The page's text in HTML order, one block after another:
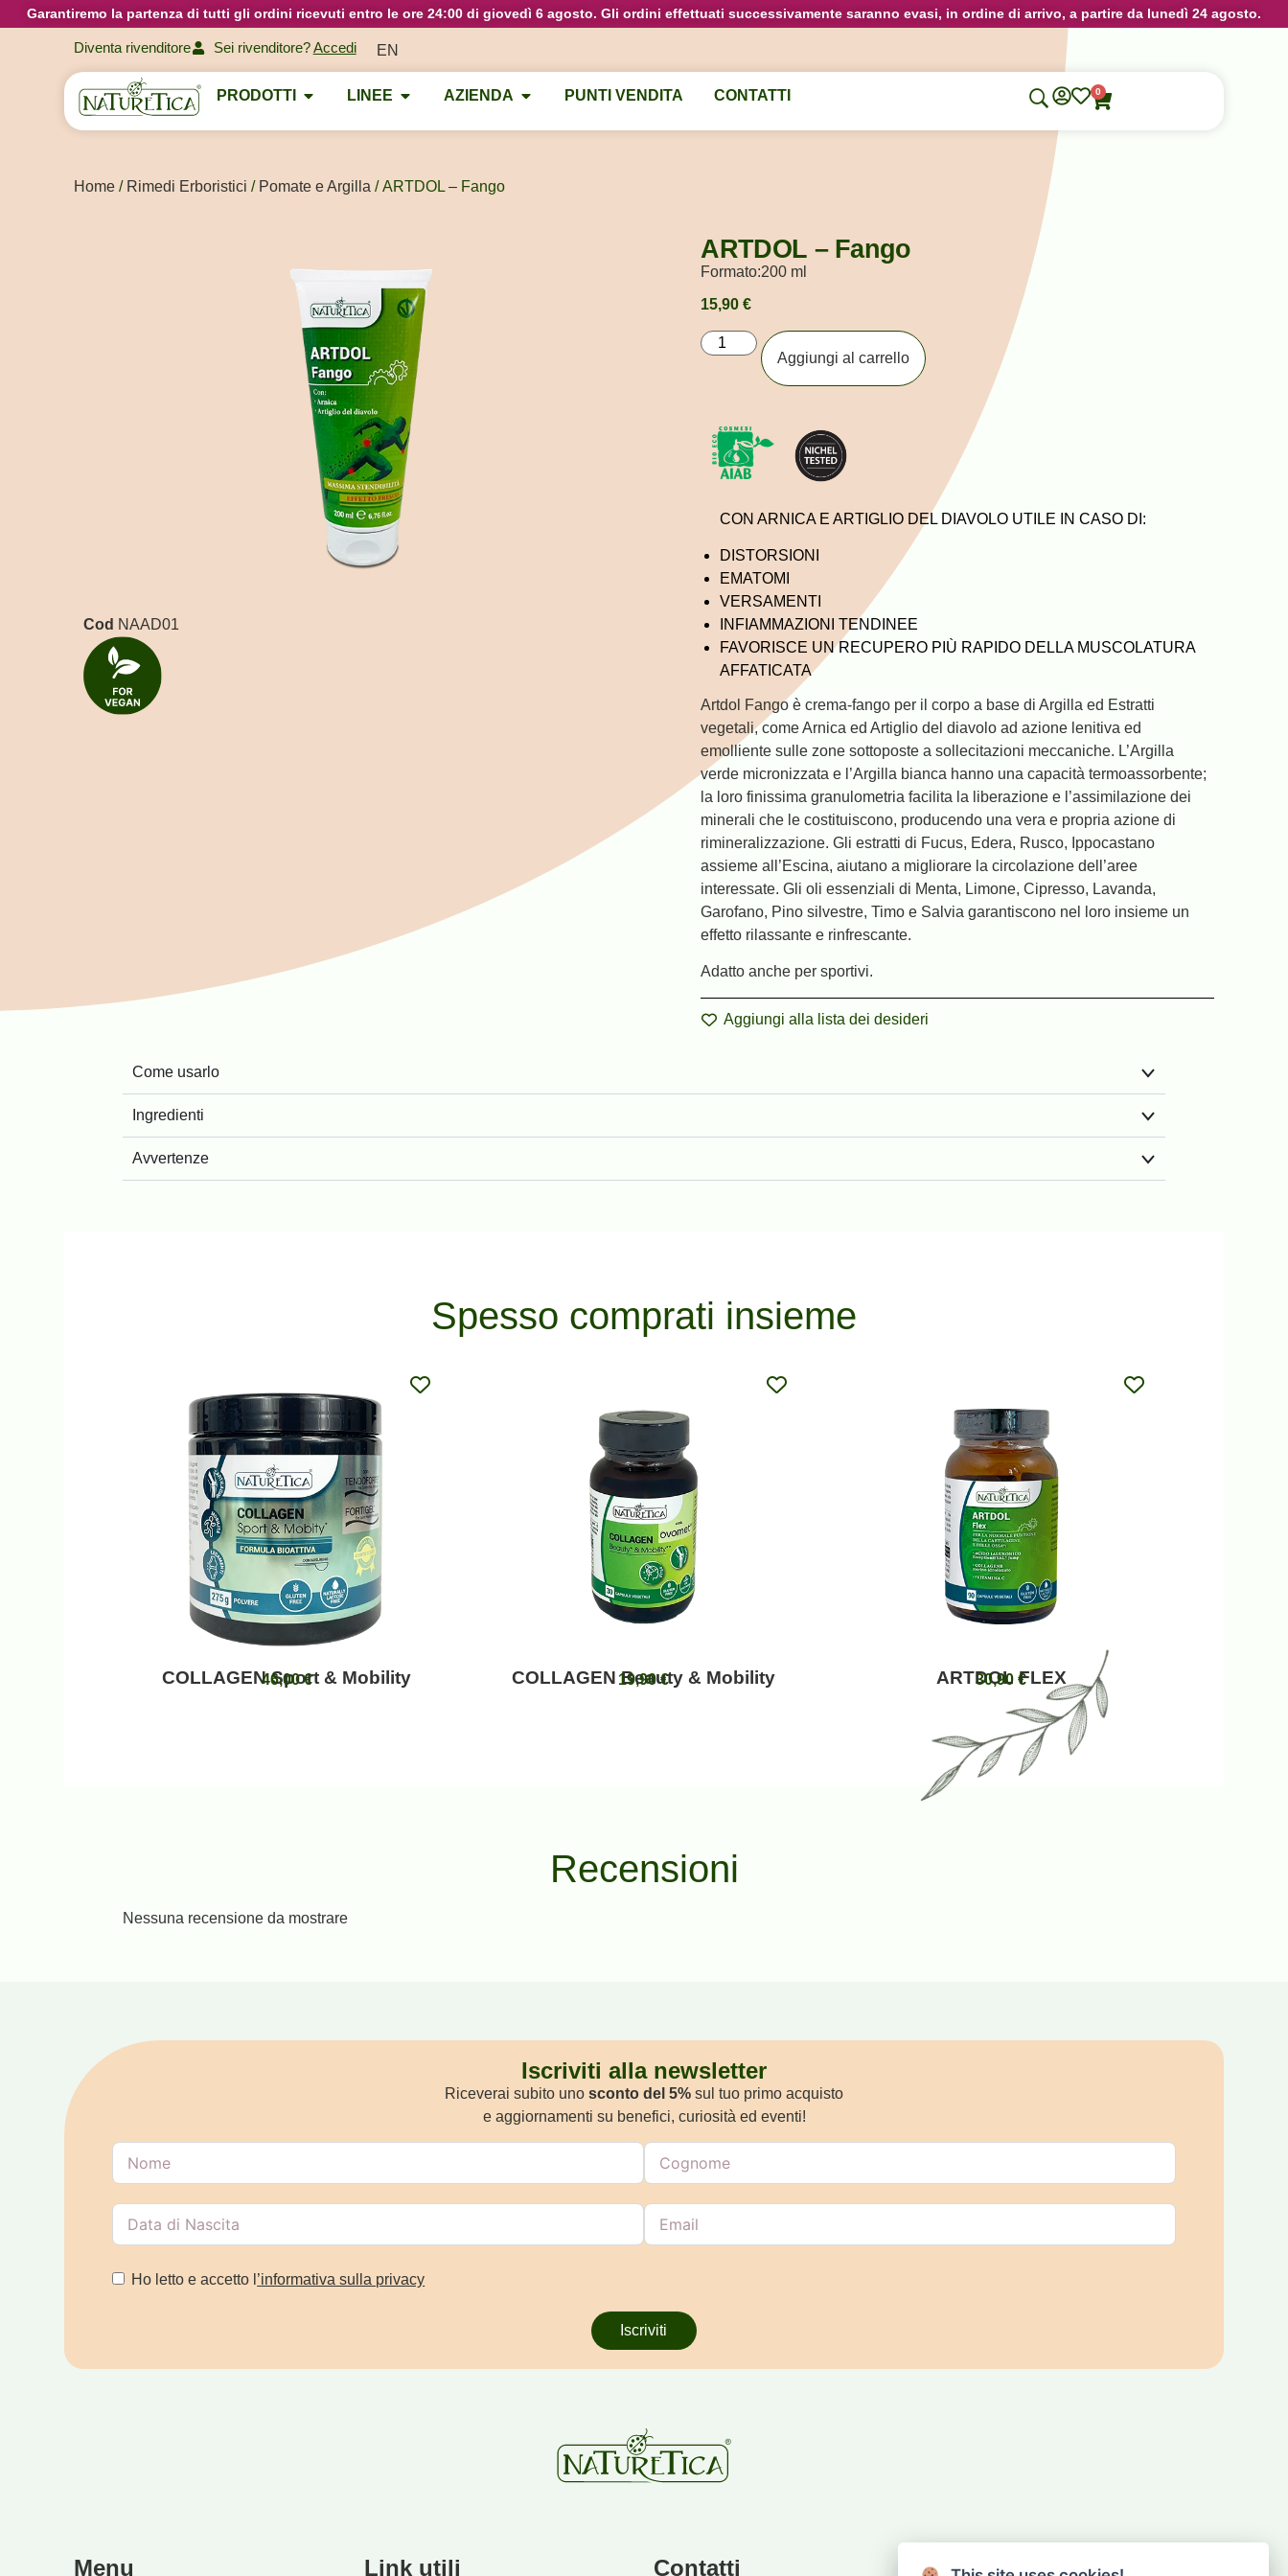
Garantiremo la partenza di tutti gli ordini ricevuti entro le ore 24:00 di giovedì 6 agosto. Gli ordini effettuati successivamente saranno evasi, in ordine di arrivo, a partire da lunedì 24 agosto.
EN
Diventa rivenditore Sei rivenditore?Accedi
PRODOTTI LINEE AZIENDA PUNTI VENDITA CONTATTI 0
Home / Rimedi Erboristici / Pomate e Argilla / ARTDOL – Fango
Cod NAAD01
ARTDOL – Fango
Formato:200 ml
15,90€
Aggiungi al carrello
CON ARNICA E ARTIGLIO DEL DIAVOLO UTILE IN CASO DI:
DISTORSIONI
EMATOMI
VERSAMENTI
INFIAMMAZIONI TENDINEE
FAVORISCE UN RECUPERO PIÙ RAPIDO DELLA MUSCOLATURA
AFFATICATA
Artdol Fango è crema-fango per il corpo a base di Argilla ed Estratti
vegetali, come Arnica ed Artiglio del diavolo ad azione lenitiva ed
emolliente sulle zone sottoposte a sollecitazioni meccaniche. L’Argilla
verde micronizzata e l’Argilla bianca hanno una capacità termoassorbente;
la loro finissima granulometria facilita la liberazione e l’assimilazione dei
minerali che le costituiscono, producendo una vera e propria azione di
rimineralizzazione. Gli estratti di Fucus, Edera, Rusco, Ippocastano
assieme all’Escina, aiutano a migliorare la circolazione dell’aree
interessate. Gli oli essenziali di Menta, Limone, Cipresso, Lavanda,
Garofano, Pino silvestre, Timo e Salvia garantiscono nel loro insieme un
effetto rilassante e rinfrescante.
Adatto anche per sportivi.
Aggiungi alla lista dei desideri
Come usarlo
Ingredienti
Avvertenze
Spesso comprati insieme
COLLAGEN Sport & Mobility
46,00€ COLLAGEN Beauty & Mobility
19,90€ ARTDOL FLEX
30,90€
Recensioni
Nessuna recensione da mostrare
Iscriviti alla newsletter
Riceverai subito uno sconto del 5% sul tuo primo acquisto
e aggiornamenti su benefici, curiosità ed eventi!
Ho letto e accetto l ’informativa sulla privacy
Iscriviti
Menu Link utili Contatti Rivenditori